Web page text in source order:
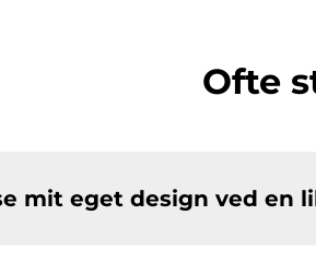
Ofte
mit eget design ved en